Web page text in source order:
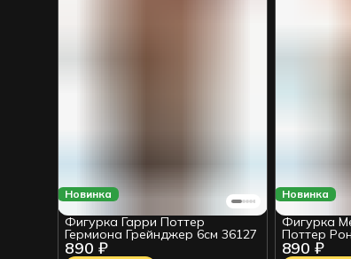
Новинка
890 ₽
Фигурка Гарри Поттер
Гермиона Грейнджер 6см 36127
Новинка
890 ₽
Фигурка
Поттер